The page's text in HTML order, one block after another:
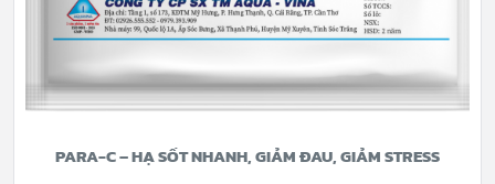
PARA-C – HẠ SỐT NHANH, GIẢM ĐAU, GIẢM STRESS